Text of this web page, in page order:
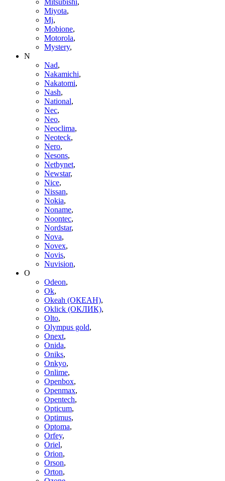
Miyota,
Mj,
Mobione,
Motorola,
Mystery,
N
Nad,
Nakamichi,
Nakatomi,
Nash,
National,
Nec,
Neo,
Neoclima,
Neoteck,
Nero,
Nesons,
Netbynet,
Newstar,
Nice,
Nissan,
Nokia,
Noname,
Noontec,
Nordstar,
Nova,
Novex,
Novis,
Nuvision,
O
Odeon,
Ok,
Okeah (ОКЕАН),
Oklick (ОКЛИК),
Olto,
Olympus gold,
Onext,
Onida,
Oniks,
Onkyo,
Onlime,
Openbox,
Openmax,
Opentech,
Opticum,
Optimus,
Optoma,
Orfey,
Oriel,
Orion,
Orson,
Orton,